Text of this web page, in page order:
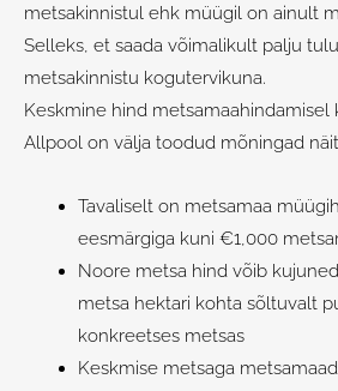
metsakinnistul ehk müügil on ainult
Selleks, et saada võimalikult palju
metsakinnistu kogutervikuna.
Keskmine hind metsamaahindamisel
Allpool on välja toodud mõningad
Tavaliselt on metsamaa
eesmärgiga kuni €1,000
Noore metsa hind võib
metsa hektari kohta sõltuvalt
konkreetses metsas
Keskmise metsaga